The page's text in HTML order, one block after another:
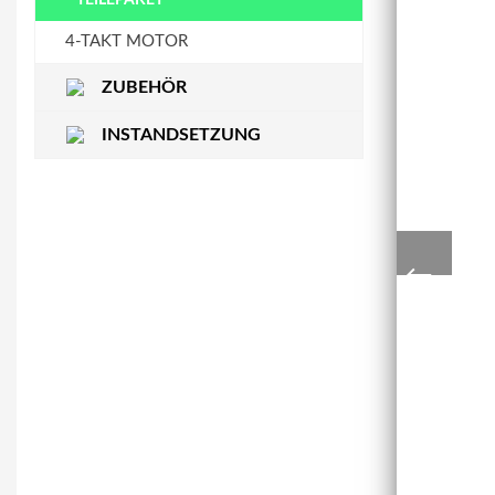
STEUERKETTENSCHIENEWASSERPUMPE
4-TAKT MOTOR
ZUBEHÖR
INSTANDSETZUNG